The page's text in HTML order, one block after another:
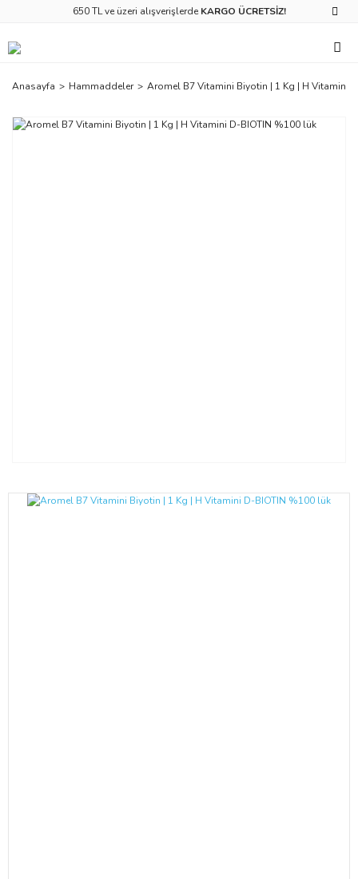
650 TL ve üzeri alışverişlerde KARGO ÜCRETSİZ!
Anasayfa Hammaddeler Aromel B7 Vitamini Biyotin | 1 Kg | H Vitamini